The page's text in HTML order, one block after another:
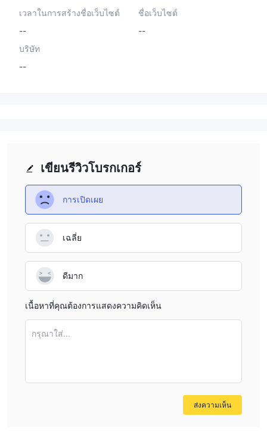
เวลาในการสร้างชื่อเว็บไซต์
--
ชื่อเว็บไซต์
--
บริษัท
--
เขียนรีวิวโบรกเกอร์
การเปิดเผย
เฉลี่ย
ดีมาก
เนื้อหาที่คุณต้องการแสดงความคิดเห็น
กรุณาใส่...
ส่งความเห็น